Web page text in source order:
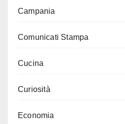
Campania
Comunicati Stampa
Cucina
Curiosità
Economia